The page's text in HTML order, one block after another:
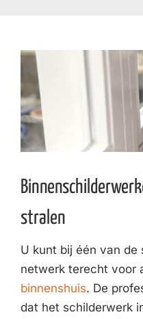
stralen
U kunt bij één van de
netwerk terecht voor
binnenshuis. De
dat het schilderwerk